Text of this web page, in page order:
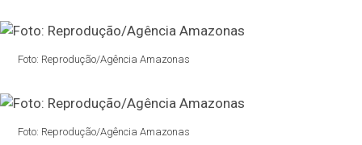
Foto: Reprodução/Agência Amazonas
Foto: Reprodução/Agência Amazonas